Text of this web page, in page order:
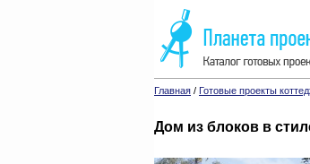
Главная / Готовые проекты
Дом из блоков в